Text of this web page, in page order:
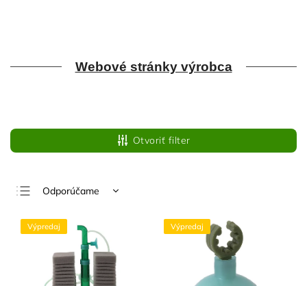
Webové stránky výrobca
Otvoriť filter
Odporúčame
Najdrahšie
Najpredávanejšie
Abecedne
Výpredaj Výpredaj